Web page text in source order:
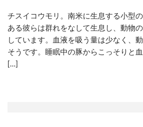
チスイコウモリ。南米に生息する小型
ある彼らは群れをなして生息し、動物
しています。血液を吸う量は少なく、
そうです。睡眠中の豚からこっそりと
[…]